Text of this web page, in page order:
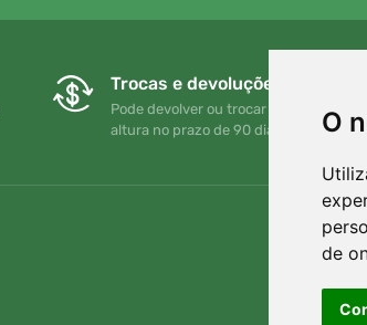
O
de
Trocas e devoluções gratuitas
Pode devolver ou trocar a sua
altura no prazo de 90 dias